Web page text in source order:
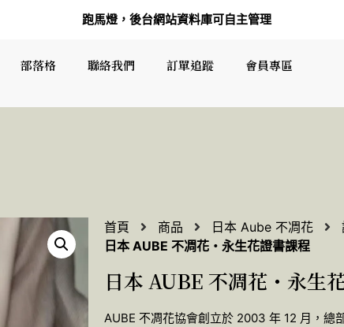
跑馬燈，後台網站資料庫可自主管理
部落格 聯絡我們 訂單追蹤 會員專區
首頁 商品 日本 Aube 不凋花
日本 AUBE 不凋花・永生花證書課程
日本 AUBE 不凋花・永生
AUBE 不凋花協會創立於 2003 年 12 月，總